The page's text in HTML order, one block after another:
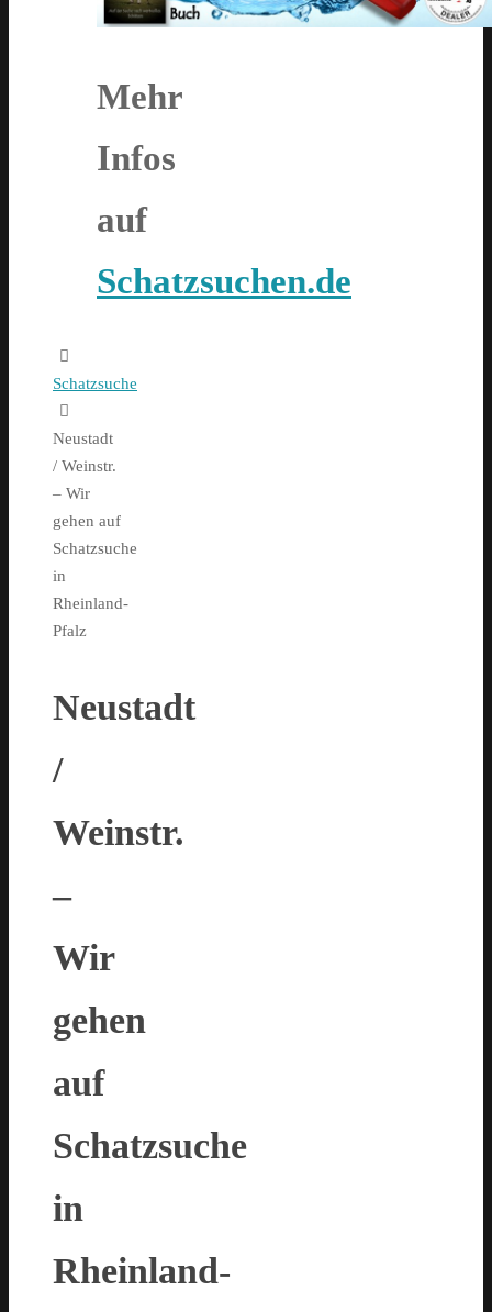
Mehr
Infos
auf
Schatzsuchen.de
Home
Schatzsuche
Neustadt
/ Weinstr.
– Wir
gehen auf
Schatzsuche
in
Rheinland-
Pfalz
Neustadt
/
Weinstr.
–
Wir
gehen
auf
Schatzsuche
in
Rheinland-